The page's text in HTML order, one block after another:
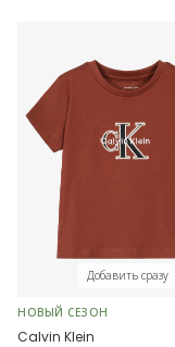
Добавить сразу
НОВЫЙ СЕЗОН
Calvin Klein